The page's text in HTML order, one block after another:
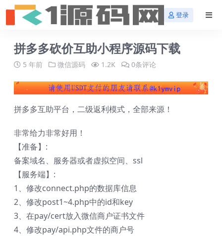
登录
拼多多砍价互助小程序源码下载
5 年前 微信源码 1.2K 0条评论
拼多多互助平台，二级返利模式，全部来源！
非常给力非常好用！
【准备】:
备案域名、服务器或者虚拟空间、ssl
【服务端】:
1、修改connect.php的数据库信息
2、修改post1~4.php中的id和key
3、在pay/cert放入微信商户证书文件
4、修改pay/api.php文件的商户号